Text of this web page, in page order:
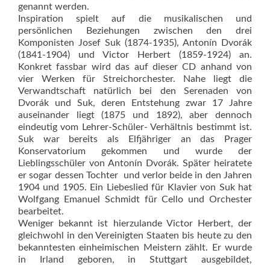
genannt werden.
Inspiration spielt auf die musikalischen und
persönlichen Beziehungen zwischen den drei
Komponisten Josef Suk (1874-1935), Antonín Dvorák
(1841-1904) und Victor Herbert (1859-1924) an.
Konkret fassbar wird das auf dieser CD anhand von
vier Werken für Streichorchester. Nahe liegt die
Verwandtschaft natürlich bei den Serenaden von
Dvorák und Suk, deren Entstehung zwar 17 Jahre
auseinander liegt (1875 und 1892), aber dennoch
eindeutig vom Lehrer-Schüler- Verhältnis bestimmt ist.
Suk war bereits als Elfjähriger an das Prager
Konservatorium gekommen und wurde der
Lieblingsschüler von Antonín Dvorák. Später heiratete
er sogar dessen Tochter  und verlor beide in den Jahren
1904 und 1905. Ein Liebeslied für Klavier von Suk hat
Wolfgang Emanuel Schmidt für Cello und Orchester
bearbeitet.
Weniger bekannt ist hierzulande Victor Herbert, der
gleichwohl in den Vereinigten Staaten bis heute zu den
bekanntesten einheimischen Meistern zählt. Er wurde
in Irland geboren, in Stuttgart ausgebildet,